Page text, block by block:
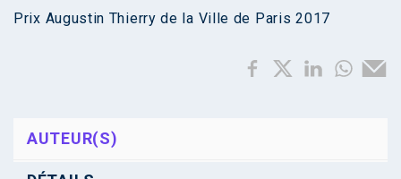
Prix Augustin Thierry de la Ville de Paris 2017
AUTEUR(S)